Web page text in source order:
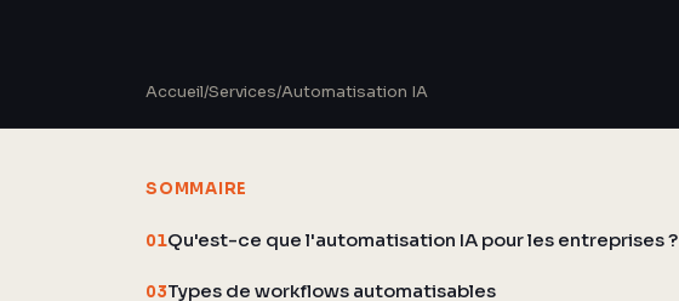
Accueil/Services/Automatisation IA
SOMMAIRE
01Qu'est-ce que l'automatisation IA pour les entreprises ?
03Types de workflows automatisables